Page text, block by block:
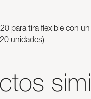
para tira flexible con
unidades)